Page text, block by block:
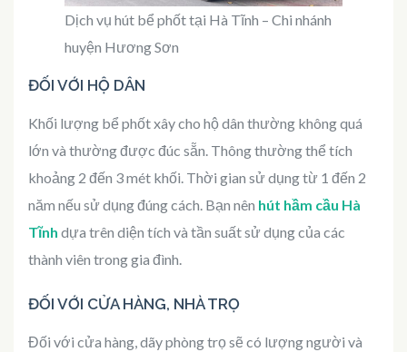
Dịch vụ hút bể phốt tại Hà Tĩnh – Chi nhánh
huyện Hương Sơn
ĐỐI VỚI HỘ DÂN
Khối lượng bể phốt xây cho hộ dân thường không quá
lớn và thường được đúc sẵn. Thông thường thể tích
khoảng 2 đến 3 mét khối. Thời gian sử dụng từ 1 đến 2
năm nếu sử dụng đúng cách. Bạn nên hút hầm cầu Hà
Tĩnh dựa trên diện tích và tần suất sử dụng của các
thành viên trong gia đình.
ĐỐI VỚI CỬA HÀNG, NHÀ TRỌ
Đối với cửa hàng, dãy phòng trọ sẽ có lượng người và